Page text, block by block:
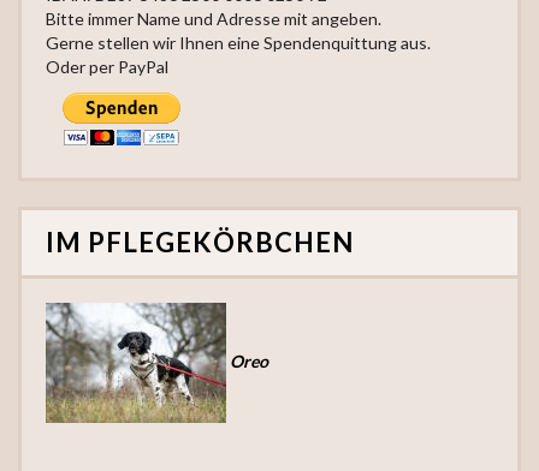
Bitte immer Name und Adresse mit angeben.
Gerne stellen wir Ihnen eine Spendenquittung aus.
Oder per PayPal
IM PFLEGEKÖRBCHEN
Oreo